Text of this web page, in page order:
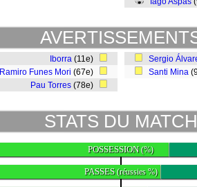
Iborra (11e)
Ramiro Funes Mori (67e)
Pau Torres (78e)
Sergio
Santi Mina
STATS DU MATCH
POSSESSION(%)
PASSES(réussies %)